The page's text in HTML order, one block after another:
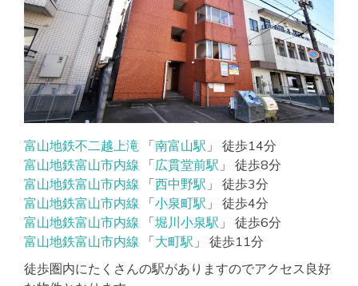
富山地鉄不二越上滝 「南富山駅 」 徒歩14分
富山地鉄富山市内線 「広貫堂前駅 」 徒歩8分
富山地鉄富山市内線 「西中野駅 」 徒歩3分
富山地鉄富山市内線 「小泉町駅 」 徒歩4分
富山地鉄富山市内線 「堀川小泉駅 」 徒歩6分
富山地鉄富山市内線 「大町駅 」 徒歩11分
徒歩圏内にたくさんの駅がありますのでアクセス良好